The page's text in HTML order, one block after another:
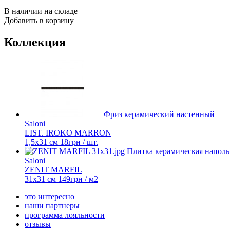
В наличии на складе
Добавить в корзину
Коллекция
Фриз керамический настенный
Saloni
LIST. IROKO MARRON
1,5x31 см 18грн / шт.
Плитка керамическая
Saloni
ZENIT MARFIL
31x31 см 149грн / м2
это интересно
наши партнеры
программа лояльности
отзывы